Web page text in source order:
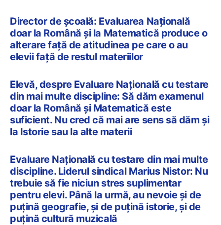
Director de școală: Evaluarea Națională
doar la Română și la Matematică produce o
alterare față de atitudinea pe care o au
elevii față de restul materiilor
Elevă, despre Evaluare Națională cu testare
din mai multe discipline: Să dăm examenul
doar la Română și Matematică este
suficient. Nu cred că mai are sens să dăm și
la Istorie sau la alte materii
Evaluare Națională cu testare din mai multe
discipline. Liderul sindical Marius Nistor: Nu
trebuie să fie niciun stres suplimentar
pentru elevi. Până la urmă, au nevoie și de
puțină geografie, și de puțină istorie, și de
puțină cultură muzicală